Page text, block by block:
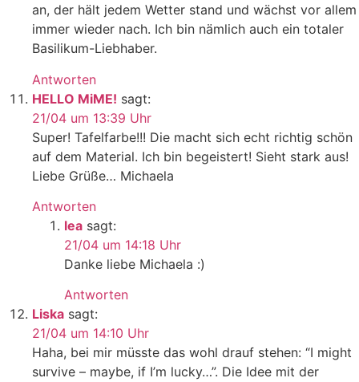
an, der hält jedem Wetter stand und wächst vor allem
immer wieder nach. Ich bin nämlich auch ein totaler
Basilikum-Liebhaber.
Antworten
HELLO MiME! sagt:
21/04 um 13:39 Uhr
Super! Tafelfarbe!!! Die macht sich echt richtig schön
auf dem Material. Ich bin begeistert! Sieht stark aus!
Liebe Grüße… Michaela
Antworten
lea sagt:
21/04 um 14:18 Uhr
Danke liebe Michaela :)
Antworten
Liska sagt:
21/04 um 14:10 Uhr
Haha, bei mir müsste das wohl drauf stehen: “I might
survive – maybe, if I’m lucky…”. Die Idee mit der